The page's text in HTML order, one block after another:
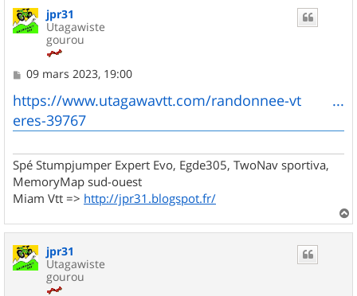
jpr31
Utagawiste
gourou
M
s
s
a
g
09 mars 2023, 19:00
https://www.utagawavtt.com/randonnee-vt ...
eres-39767
Spé Stumpjumper Expert Evo, Egde305, TwoNav sportiva,
MemoryMap sud-ouest
Miam Vtt => http://jpr31.blogspot.fr/
a
jpr31
Utagawiste
gourou